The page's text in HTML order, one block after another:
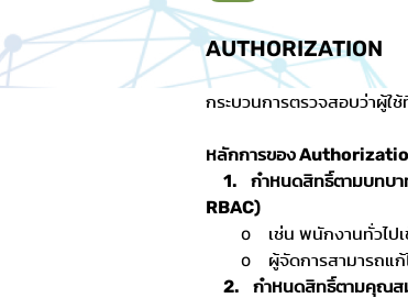
AUTHORIZATION
กระบวนการตรวจสอบว่าผู้ใ
หลักการของ
1. กำหนดสิทธิ์ตามบทบ
RBAC)
o เช่น พนักงานทั่วไปเข้
o ผู้จัดการสามารถแก้ไ
2. กำหนดสิทธิ์ตามคุณส